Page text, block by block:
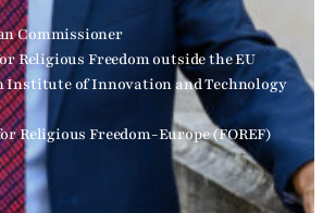
Commissioner
Religious Freedom outside the EU
Institute of Innovation and Technology
Religious Freedom-Europe (FOREF)